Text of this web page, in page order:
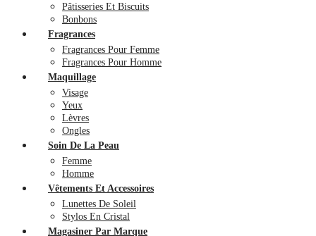
Pâtisseries Et Biscuits
Bonbons
Fragrances
Fragrances Pour Femme
Fragrances Pour Homme
Maquillage
Visage
Yeux
Lèvres
Ongles
Soin De La Peau
Femme
Homme
Vêtements Et Accessoires
Lunettes De Soleil
Stylos En Cristal
Magasiner Par Marque